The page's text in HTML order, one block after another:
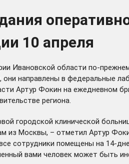
10 апреля
Ивановской области по-
направлены в федеральные
Артур Фокин на ежедневном
региона.
городской клинической
из Москвы, – отметил Артур
сотрудники помещены на 14-
вами человек может быть